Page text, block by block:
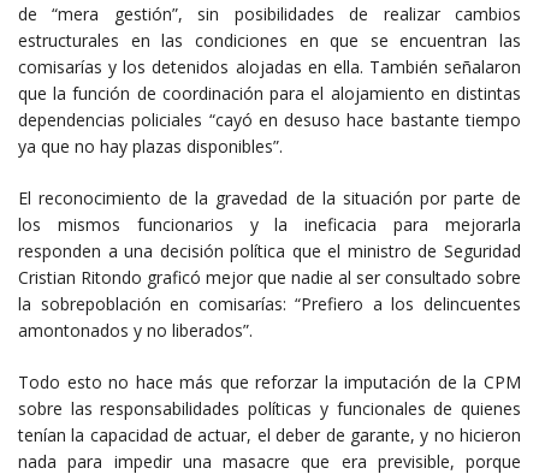
de “mera gestión”, sin posibilidades de realizar cambios
estructurales en las condiciones en que se encuentran las
comisarías y los detenidos alojadas en ella. También señalaron
que la función de coordinación para el alojamiento en distintas
dependencias policiales “cayó en desuso hace bastante tiempo
ya que no hay plazas disponibles”.
El reconocimiento de la gravedad de la situación por parte de
los mismos funcionarios y la ineficacia para mejorarla
responden a una decisión política que el ministro de Seguridad
Cristian Ritondo graficó mejor que nadie al ser consultado sobre
la sobrepoblación en comisarías: “Prefiero a los delincuentes
amontonados y no liberados”.
Todo esto no hace más que reforzar la imputación de la CPM
sobre las responsabilidades políticas y funcionales de quienes
tenían la capacidad de actuar, el deber de garante, y no hicieron
nada para impedir una masacre que era previsible, porque